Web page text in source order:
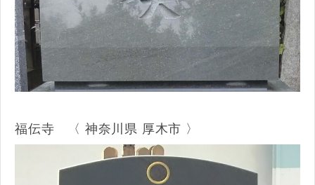
福伝寺 〈 神奈川県 厚木市 〉